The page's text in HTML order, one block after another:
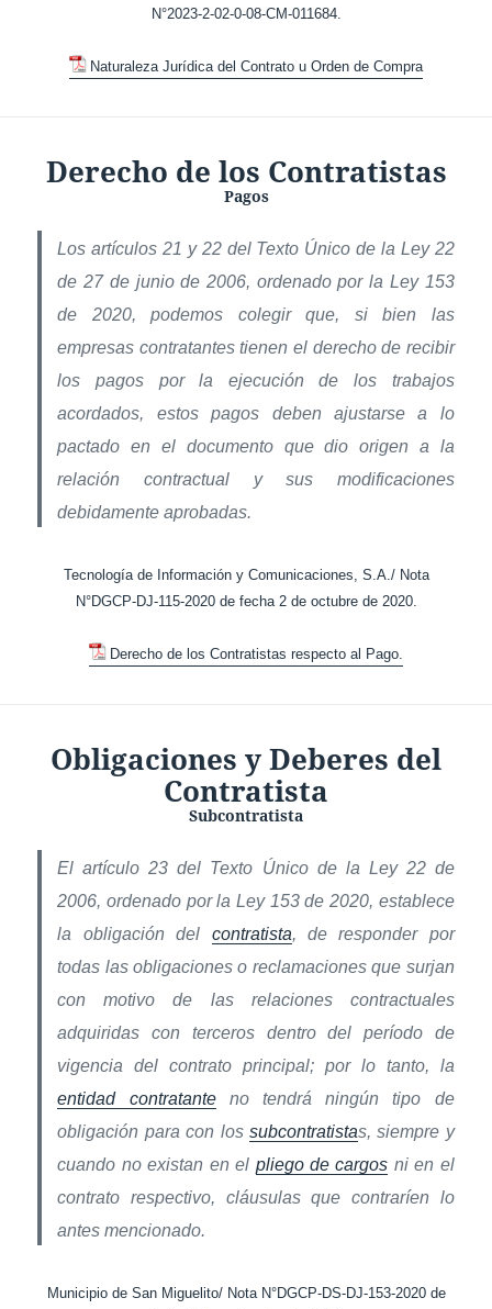
N°2023-2-02-0-08-CM-011684.
Naturaleza Jurídica del Contrato u Orden de Compra
Derecho de los Contratistas
Pagos
Los artículos 21 y 22 del Texto Único de la Ley 22
de 27 de junio de 2006, ordenado por la Ley 153
de 2020, podemos colegir que, si bien las
empresas contratantes tienen el derecho de recibir
los pagos por la ejecución de los trabajos
acordados, estos pagos deben ajustarse a lo
pactado en el documento que dio origen a la
relación contractual y sus modificaciones
debidamente aprobadas.
Tecnología de Información y Comunicaciones, S.A./ Nota
N°DGCP-DJ-115-2020 de fecha 2 de octubre de 2020.
Derecho de los Contratistas respecto al Pago.
Obligaciones y Deberes del
Contratista
Subcontratista
El artículo 23 del Texto Único de la Ley 22 de
2006, ordenado por la Ley 153 de 2020, establece
la obligación del contratista, de responder por
todas las obligaciones o reclamaciones que surjan
con motivo de las relaciones contractuales
adquiridas con terceros dentro del período de
vigencia del contrato principal; por lo tanto, la
entidad contratanteno tendrá ningún tipo de
obligación para con los subcontratistas, siempre y
cuando no existan en el pliego de cargos ni en el
contrato respectivo, cláusulas que contraríen lo
antes mencionado.
Municipio de San Miguelito/ Nota N°DGCP-DS-DJ-153-2020 de